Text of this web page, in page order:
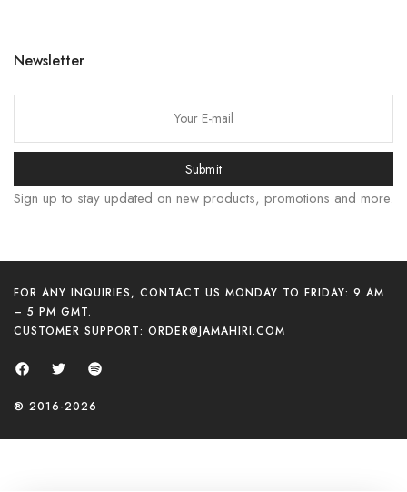
Newsletter
Submit
Sign up to stay updated on new products, promotions and more.
FOR ANY INQUIRIES, CONTACT US MONDAY TO FRIDAY: 9 AM
– 5 PM GMT.
CUSTOMER SUPPORT: ORDER@JAMAHIRI.COM
® 2016-2026
Tiếng Việt
简体中文